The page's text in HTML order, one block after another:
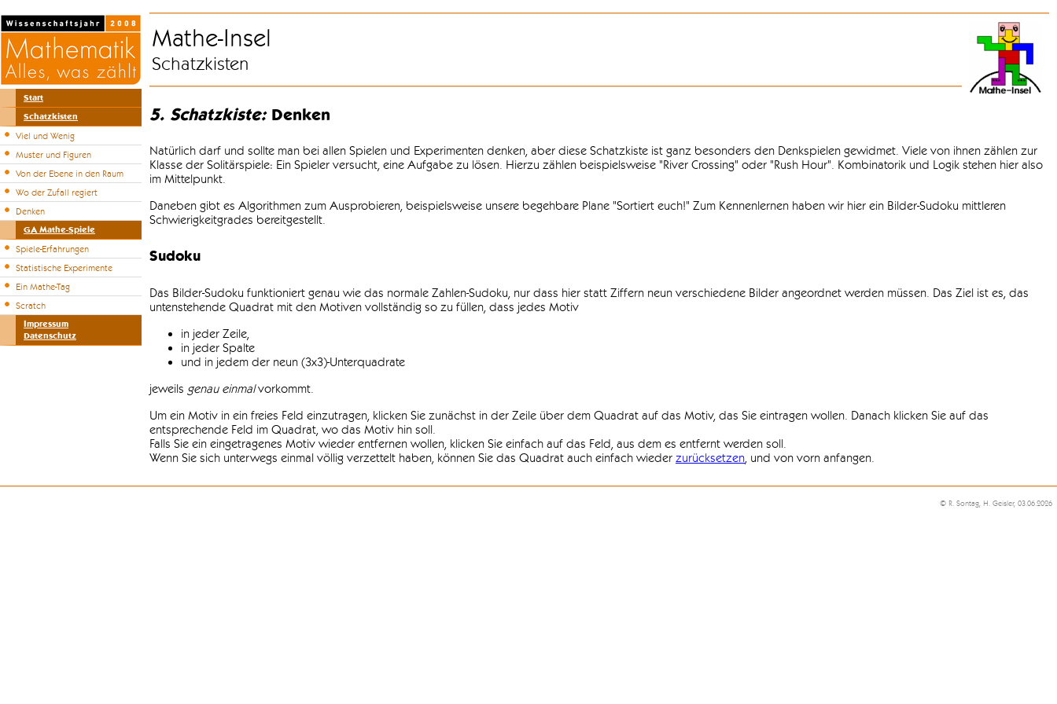
Start
Schatzkisten
Viel und Wenig
Muster und Figuren
Von der Ebene in den Raum
Wo der Zufall regiert
Denken
GA Mathe-Spiele
Spiele-Erfahrungen
Statistische Experimente
Ein Mathe-Tag
Scratch
Impressum
Datenschutz
Mathe-Insel
Schatzkisten
5. Schatzkiste:Denken
Natürlich darf und sollte man bei allen Spielen und Experimenten denken, aber diese Schatzkiste ist ganz besonders den Denkspielen gewidmet. Viele von ihnen zählen zur
Klasse der Solitärspiele: Ein Spieler versucht, eine Aufgabe zu lösen. Hierzu zählen beispielsweise "River Crossing" oder "Rush Hour". Kombinatorik und Logik stehen hier also
im Mittelpunkt.
Daneben gibt es Algorithmen zum Ausprobieren, beispielsweise unsere begehbare Plane "Sortiert euch!" Zum Kennenlernen haben wir hier ein Bilder-Sudoku mittleren
Schwierigkeitgrades bereitgestellt.
Sudoku
Das Bilder-Sudoku funktioniert genau wie das normale Zahlen-Sudoku, nur dass hier statt Ziffern neun verschiedene Bilder angeordnet werden müssen. Das Ziel ist es, das
untenstehende Quadrat mit den Motiven vollständig so zu füllen, dass jedes Motiv
in jeder Zeile,
in jeder Spalte
und in jedem der neun (3x3)-Unterquadrate
jeweils genau einmalvorkommt.
Um ein Motiv in ein freies Feld einzutragen, klicken Sie zunächst in der Zeile über dem Quadrat auf das Motiv, das Sie eintragen wollen. Danach klicken Sie auf das
entsprechende Feld im Quadrat, wo das Motiv hin soll.
Falls Sie ein eingetragenes Motiv wieder entfernen wollen, klicken Sie einfach auf das Feld, aus dem es entfernt werden soll.
Wenn Sie sich unterwegs einmal völlig verzettelt haben, können Sie das Quadrat auch einfach wieder zurücksetzen, und von vorn anfangen.
© R. Sontag, H. Geisler, 03.06.2026